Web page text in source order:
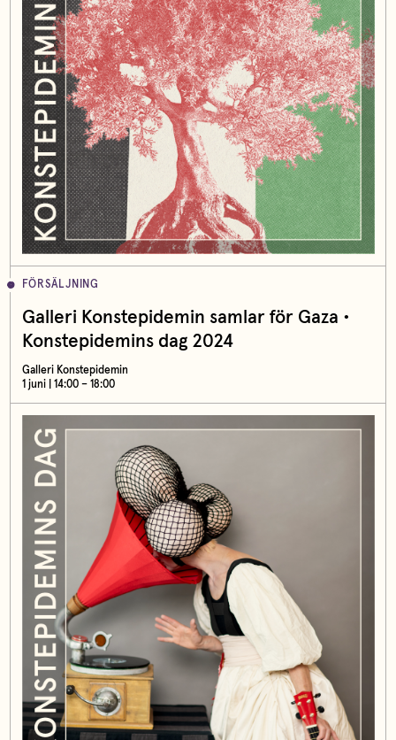
FÖRSÄLJNING
Galleri Konstepidemin samlar för Gaza •
Konstepidemins dag 2024
Galleri Konstepidemin
1 juni | 14:00 – 18:00